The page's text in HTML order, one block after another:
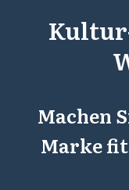
Machen
Marke